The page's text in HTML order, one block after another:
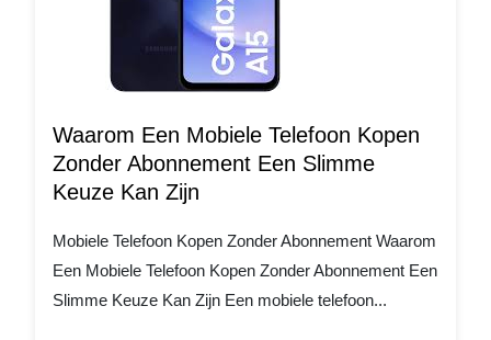
Waarom Een Mobiele Telefoon Kopen
Zonder Abonnement Een Slimme
Keuze Kan Zijn
Mobiele Telefoon Kopen Zonder Abonnement Waarom
Een Mobiele Telefoon Kopen Zonder Abonnement Een
Slimme Keuze Kan Zijn Een mobiele telefoon...